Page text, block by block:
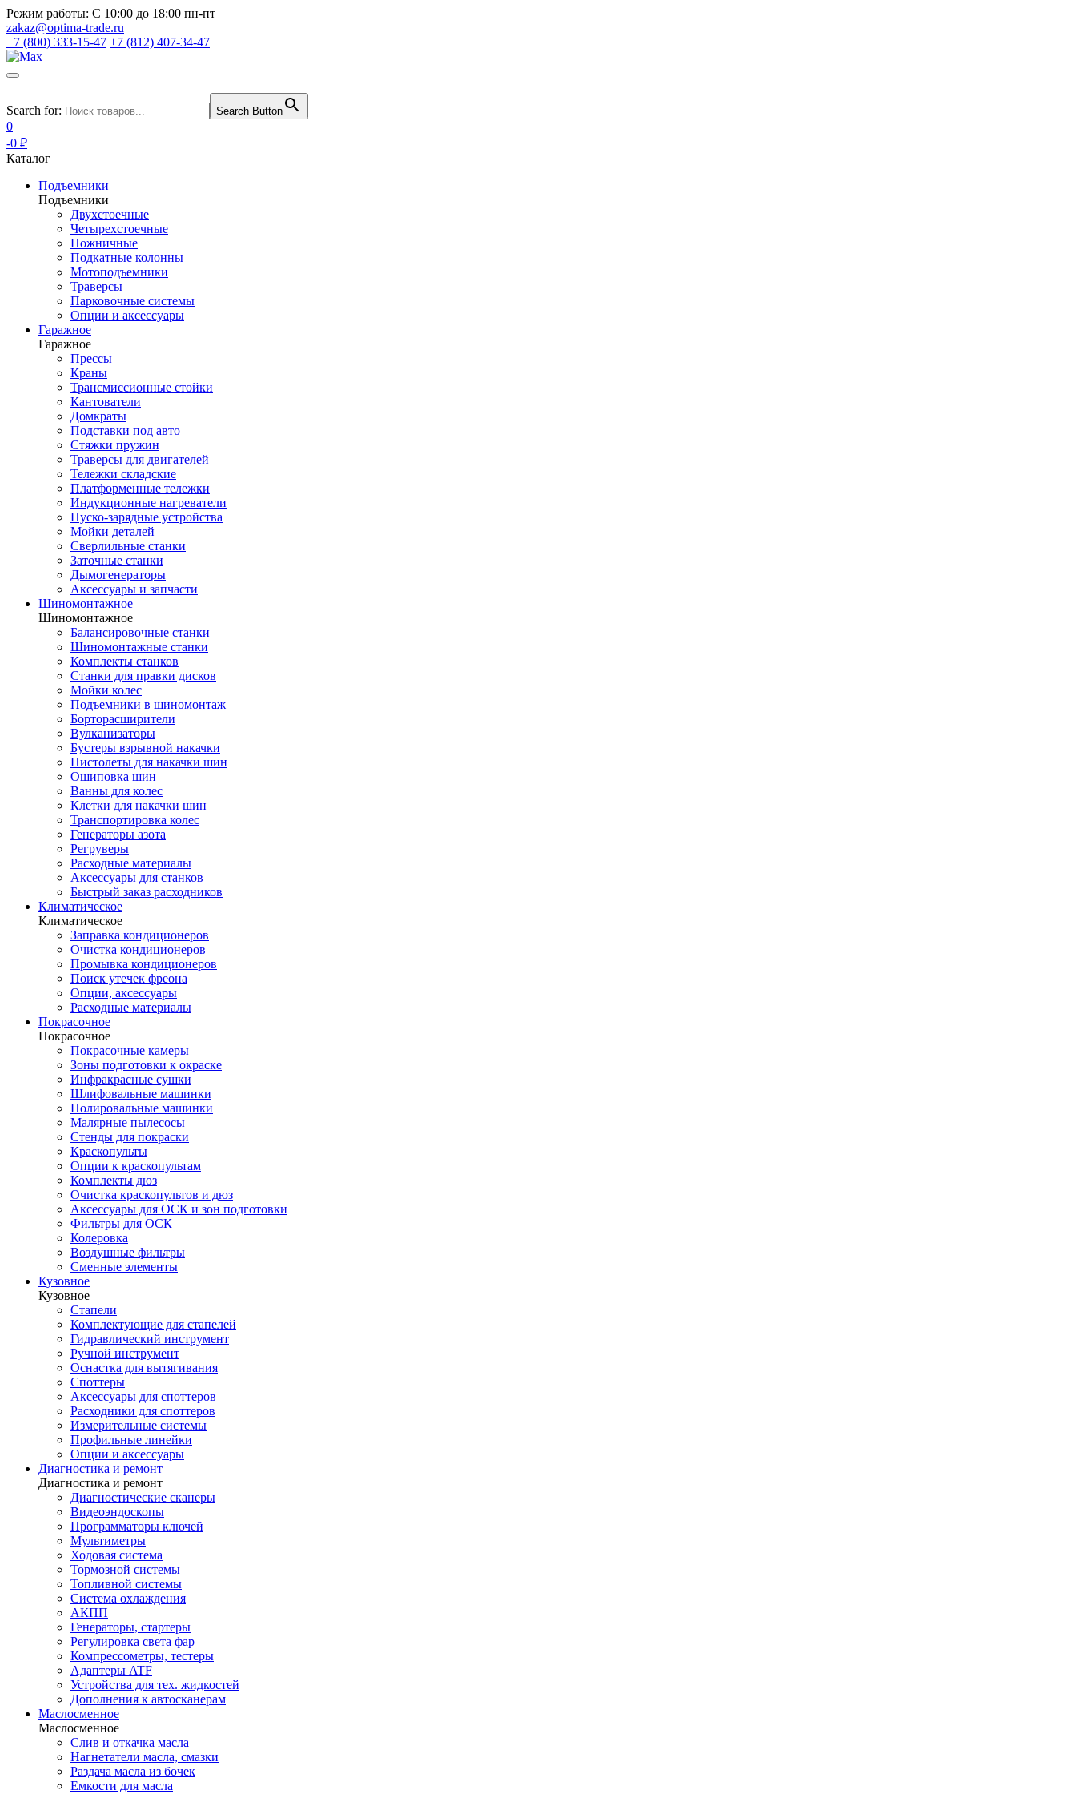
Режим работы: С 10:00 до 18:00 пн-пт
zakaz@optima-trade.ru
+7 (800) 333-15-47 +7 (812) 407-34-47
Search for: Search Button
0
-0 ₽
Каталог
Подъемники
Подъемники
Двухстоечные
Четырехстоечные
Ножничные
Подкатные колонны
Мотоподъемники
Траверсы
Парковочные системы
Опции и аксессуары
Гаражное
Гаражное
Прессы
Краны
Трансмиссионные стойки
Кантователи
Домкраты
Подставки под авто
Стяжки пружин
Траверсы для двигателей
Тележки складские
Платформенные тележки
Индукционные нагреватели
Пуско-зарядные устройства
Мойки деталей
Сверлильные станки
Заточные станки
Дымогенераторы
Аксессуары и запчасти
Шиномонтажное
Шиномонтажное
Балансировочные станки
Шиномонтажные станки
Комплекты станков
Станки для правки дисков
Мойки колес
Подъемники в шиномонтаж
Борторасширители
Вулканизаторы
Бустеры взрывной накачки
Пистолеты для накачки шин
Ошиповка шин
Ванны для колес
Клетки для накачки шин
Транспортировка колес
Генераторы азота
Регруверы
Расходные материалы
Аксессуары для станков
Быстрый заказ расходников
Климатическое
Климатическое
Заправка кондиционеров
Очистка кондиционеров
Промывка кондиционеров
Поиск утечек фреона
Опции, аксессуары
Расходные материалы
Покрасочное
Покрасочное
Покрасочные камеры
Зоны подготовки к окраске
Инфракрасные сушки
Шлифовальные машинки
Полировальные машинки
Малярные пылесосы
Стенды для покраски
Краскопульты
Опции к краскопультам
Комплекты дюз
Очистка краскопультов и дюз
Аксессуары для ОСК и зон подготовки
Фильтры для ОСК
Колеровка
Воздушные фильтры
Сменные элементы
Кузовное
Кузовное
Стапели
Комплектующие для стапелей
Гидравлический инструмент
Ручной инструмент
Оснастка для вытягивания
Споттеры
Аксессуары для споттеров
Расходники для споттеров
Измерительные системы
Профильные линейки
Опции и аксессуары
Диагностика и ремонт
Диагностика и ремонт
Диагностические сканеры
Видеоэндоскопы
Программаторы ключей
Мультиметры
Ходовая система
Тормозной системы
Топливной системы
Система охлаждения
АКПП
Генераторы, стартеры
Регулировка света фар
Компрессометры, тестеры
Адаптеры ATF
Устройства для тех. жидкостей
Дополнения к автосканерам
Маслосменное
Маслосменное
Слив и откачка масла
Нагнетатели масла, смазки
Раздача масла из бочек
Емкости для масла